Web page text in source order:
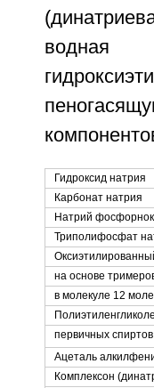
Гидроксид натрия
Карбонат натрия
Натрий
Триполифосфат
на основе
в молекуле 12
первичных
Ацеталь
Комплексон